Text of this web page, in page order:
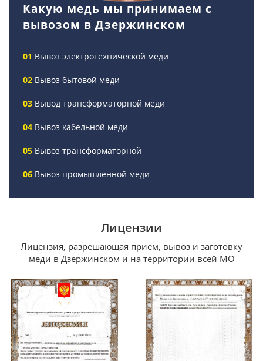
Какую медь мы принимаем с
вывозом в Дзержинском
Вывоз электротехнической меди
Вывоз бытовой меди
Вывод трансформаторной меди
Вывоз кабельной меди
Вывоз трансформаторной
Вывоз промышленной меди
Лицензии
Лицензия, разрешающая прием, вывоз и заготовку
меди в Дзержинском и на территории всей МО